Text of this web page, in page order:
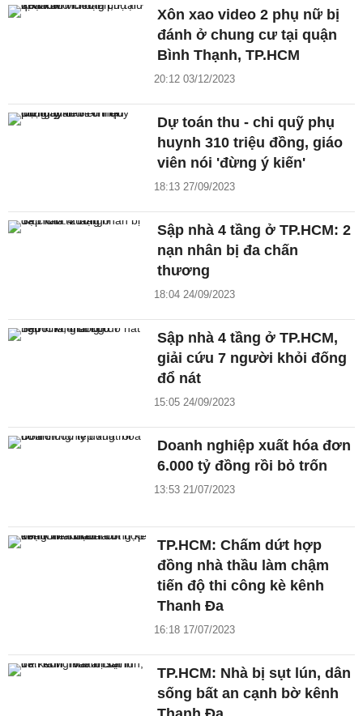
Xôn xao video 2 phụ nữ bị
đánh ở chung cư tại quận
Bình Thạnh, TP.HCM
20:12 03/12/2023
Dự toán thu - chi quỹ phụ
huynh 310 triệu đồng, giáo
viên nói 'đừng ý kiến'
18:13 27/09/2023
Sập nhà 4 tầng ở TP.HCM: 2
nạn nhân bị đa chấn
thương
18:04 24/09/2023
Sập nhà 4 tầng ở TP.HCM,
giải cứu 7 người khỏi đống
đổ nát
15:05 24/09/2023
Doanh nghiệp xuất hóa đơn
6.000 tỷ đồng rồi bỏ trốn
13:53 21/07/2023
TP.HCM: Chấm dứt hợp
đồng nhà thầu làm chậm
tiến độ thi công kè kênh
Thanh Đa
16:18 17/07/2023
TP.HCM: Nhà bị sụt lún, dân
sống bất an cạnh bờ kênh